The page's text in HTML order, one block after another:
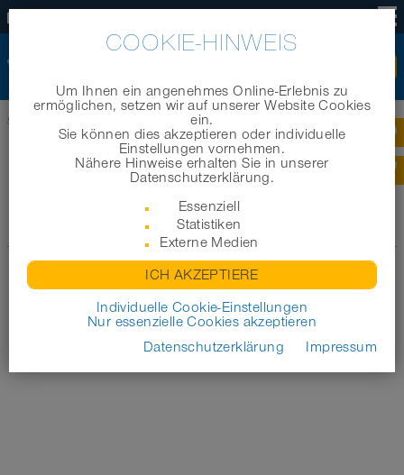
Startseite
NEWS-ARCHIV 2018
COOKIE-HINWEIS
Um Ihnen ein angenehmes Online-Erlebnis zu
ermöglichen, setzen wir auf unserer Website Cookies
ein.
Sie können dies akzeptieren oder individuelle
Einstellungen vornehmen.
Nähere Hinweise erhalten Sie in unserer
Datenschutzerklärung.
Essenziell
Statistiken
Externe Medien
ICH AKZEPTIERE
Individuelle Cookie-Einstellungen
Nur essenzielle Cookies akzeptieren
Datenschutzerklärung
Impressum